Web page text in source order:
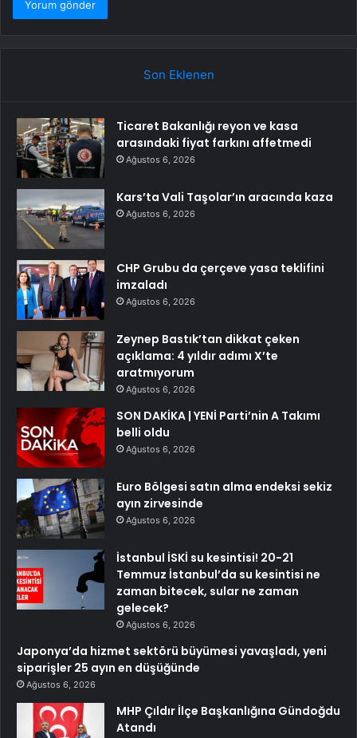
Son Eklenen
Ticaret Bakanlığı reyon ve kasa
arasındaki fiyat farkını affetmedi
Ağustos 6, 2026
Kars’ta Vali Taşolar’ın aracında kaza
Ağustos 6, 2026
CHP Grubu da çerçeve yasa teklifini
imzaladı
Ağustos 6, 2026
Zeynep Bastık’tan dikkat çeken
açıklama: 4 yıldır adımı X’te
aratmıyorum
Ağustos 6, 2026
SON DAKİKA | YENİ Parti’nin A Takımı
belli oldu
Ağustos 6, 2026
Euro Bölgesi satın alma endeksi sekiz
ayın zirvesinde
Ağustos 6, 2026
İstanbul İSKİ su kesintisi! 20-21
Temmuz İstanbul’da su kesintisi ne
zaman bitecek, sular ne zaman
gelecek?
Ağustos 6, 2026
Japonya’da hizmet sektörü büyümesi yavaşladı, yeni
siparişler 25 ayın en düşüğünde
Ağustos 6, 2026
MHP Çıldır İlçe Başkanlığına Gündoğdu
Atandı